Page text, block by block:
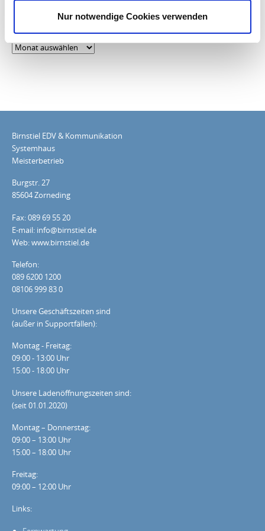
Nur notwendige Cookies verwenden
Blog-
Birnstiel EDV & Kommunikation
Systemhaus
Meisterbetrieb
Burgstr. 27
85604 Zorneding
Fax: 089 69 55 20
E-mail: info@birnstiel.de
Web: www.birnstiel.de
Telefon:
089 6200 1200
08106 999 83 0
Unsere Geschäftszeiten sind
(außer in Supportfällen):
Montag - Freitag:
09:00 - 13:00 Uhr
15:00 - 18:00 Uhr
Unsere Ladenöffnungszeiten sind:
(seit 01.01.2020)
Montag – Donnerstag:
09:00 – 13:00 Uhr
15:00 – 18:00 Uhr
Freitag:
09:00 – 12:00 Uhr
Links: